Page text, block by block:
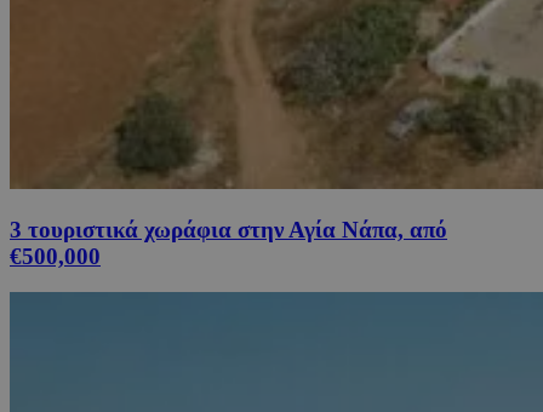
3 τουριστικά χωράφια στην Αγία Νάπα, από
€500,000